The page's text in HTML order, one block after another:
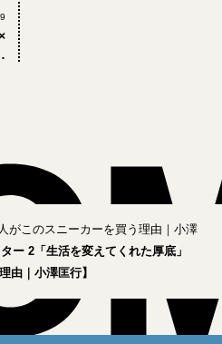
がこのスニーカーを買う理由｜小澤
ー 2「生活を変えてくれた厚底」
由｜小澤匡行】